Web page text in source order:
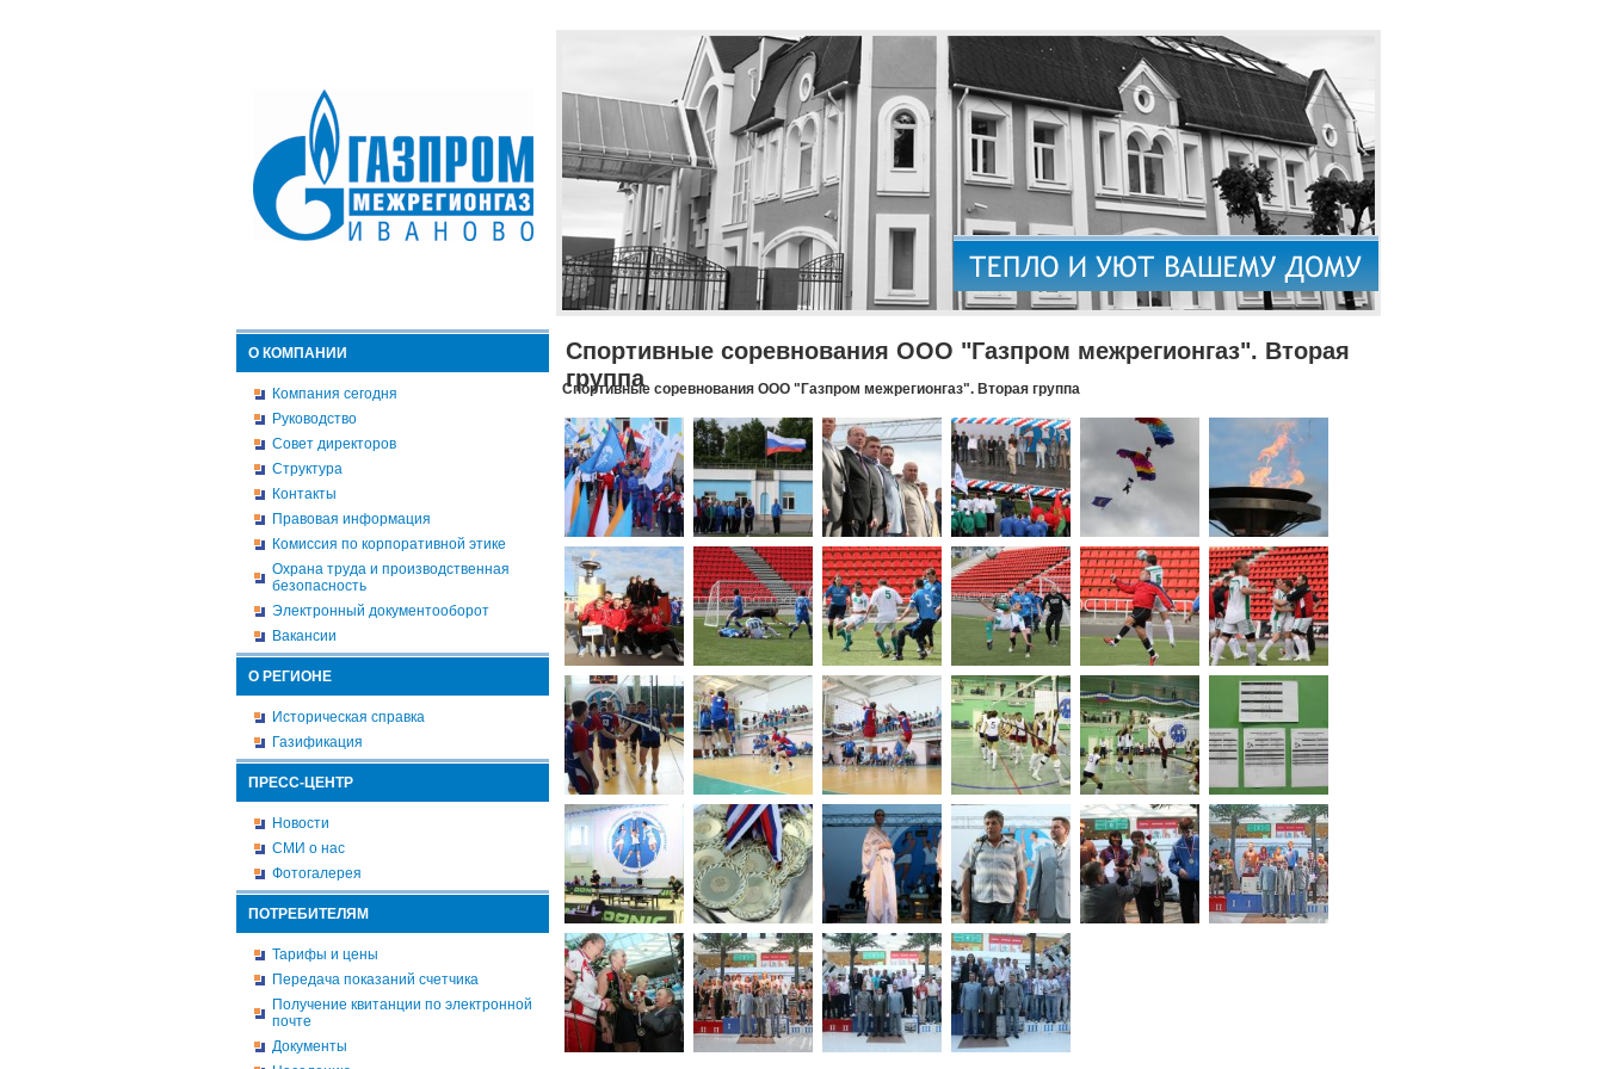
О КОМПАНИИ
Компания сегодня
Руководство
Совет директоров
Структура
Контакты
Правовая информация
Комиссия по корпоративной этике
Охрана труда и производственная
безопасность
Электронный документооборот
Вакансии
О РЕГИОНЕ
Историческая справка
Газификация
ПРЕСС-ЦЕНТР
Новости
СМИ о нас
Фотогалерея
ПОТРЕБИТЕЛЯМ
Тарифы и цены
Передача показаний счетчика
Получение квитанции по электронной
почте
Документы
Спортивные соревнования ООО "Газпром межрегионгаз". Вторая
группа
Спортивные соревнования ООО "Газпром межрегионгаз". Вторая группа